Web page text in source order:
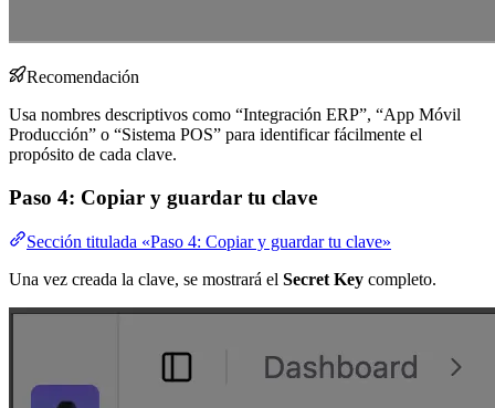
Recomendación
Usa nombres descriptivos como “Integración ERP”, “App Móvil
Producción” o “Sistema POS” para identificar fácilmente el
propósito de cada clave.
Paso 4: Copiar y guardar tu clave
Sección titulada «Paso 4: Copiar y guardar tu clave»
Una vez creada la clave, se mostrará el Secret Key completo.